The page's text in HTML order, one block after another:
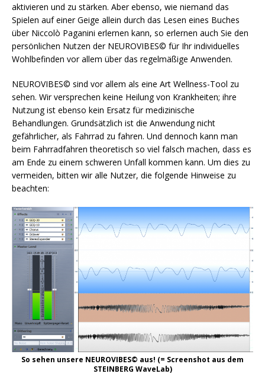
aktivieren und zu stärken. Aber ebenso, wie niemand das
Spielen auf einer Geige allein durch das Lesen eines Buches
über Niccolò Paganini erlernen kann, so erlernen auch Sie den
persönlichen Nutzen der NEUROVIBES© für Ihr individuelles
Wohlbefinden vor allem über das regelmäßige Anwenden.
NEUROVIBES© sind vor allem als eine Art Wellness-Tool zu
sehen. Wir versprechen keine Heilung von Krankheiten; ihre
Nutzung ist ebenso kein Ersatz für medizinische
Behandlungen. Grundsätzlich ist die Anwendung nicht
gefährlicher, als Fahrrad zu fahren. Und dennoch kann man
beim Fahrradfahren theoretisch so viel falsch machen, dass es
am Ende zu einem schweren Unfall kommen kann. Um dies zu
vermeiden, bitten wir alle Nutzer, die folgende Hinweise zu
beachten:
So sehen unsere NEUROVIBES© aus! (= Screenshot aus dem
STEINBERG WaveLab)